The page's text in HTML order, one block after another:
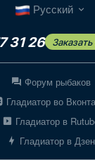
Русский
31 26
Форум рыбаков
Гладиатор во
Гладиатор в
Гладиатор в Дзен